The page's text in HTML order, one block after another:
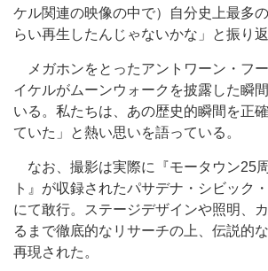
ケル関連の映像の中で）自分史上最多
らい再生したんじゃないかな」と振り返
メガホンをとったアントワーン・フ
イケルがムーンウォークを披露した瞬
いる。私たちは、あの歴史的瞬間を正
ていた」と熱い思いを語っている。
なお、撮影は実際に『モータウン25
ト』が収録されたパサデナ・シビック
にて敢行。ステージデザインや照明、
るまで徹底的なリサーチの上、伝説的
再現された。